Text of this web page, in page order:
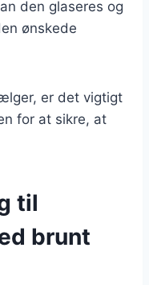
den glaseres og
ønskede
er det vigtigt
for at sikre, at
til
brunt